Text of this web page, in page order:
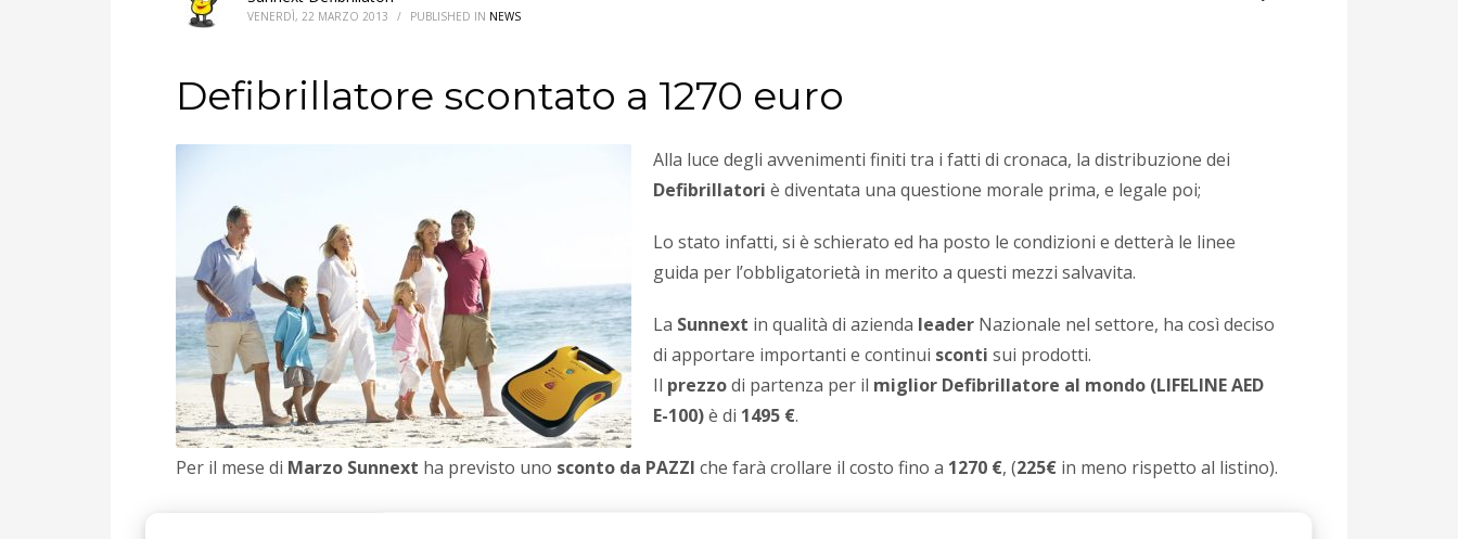
VENERDÌ, 22 MARZO 2013 / PUBLISHED IN NEWS
Defibrillatore scontato a 1270 euro
Alla luce degli avvenimenti finiti tra i fatti di cronaca, la distribuzione dei
Defibrillatori è diventata una questione morale prima, e legale poi;
Lo stato infatti, si è schierato ed ha posto le condizioni e detterà le linee
guida per l’obbligatorietà in merito a questi mezzi salvavita.
La Sunnext in qualità di azienda leader Nazionale nel settore, ha così deciso
di apportare importanti e continui sconti sui prodotti.
Il prezzodi partenza per il miglior Defibrillatore al mondo (LIFELINE AED
E-100)è di 1495 €.
Per il mese di Marzo Sunnext ha previsto uno sconto da PAZZI che farà crollare il costo fino a 1270 €, (225€ in meno rispetto al listino).